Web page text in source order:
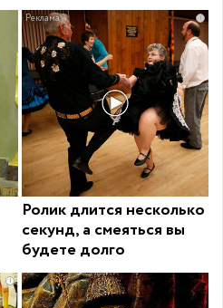
i
Ролик длится несколько
секунд, а смеяться вы
будете долго
i